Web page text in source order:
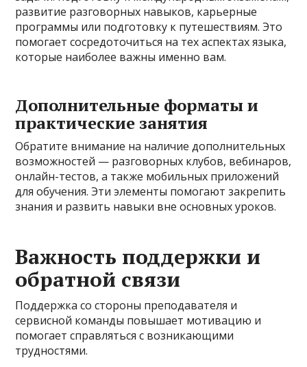
развитие разговорных навыков, карьерные
программы или подготовку к путешествиям. Это
помогает сосредоточиться на тех аспектах языка,
которые наиболее важны именно вам.
Дополнительные форматы и
практические занятия
Обратите внимание на наличие дополнительных
возможностей — разговорных клубов, вебинаров,
онлайн-тестов, а также мобильных приложений
для обучения. Эти элементы помогают закрепить
знания и развить навыки вне основных уроков.
Важность поддержки и
обратной связи
Поддержка со стороны преподавателя и
сервисной команды повышает мотивацию и
помогает справляться с возникающими
трудностями.